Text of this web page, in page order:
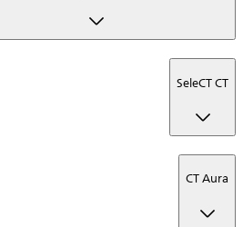
SeleCT CT
CT Aura